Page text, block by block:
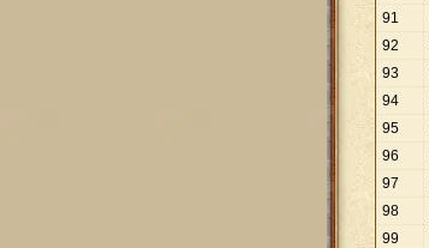
91
92
93
94
95
96
97
98
99